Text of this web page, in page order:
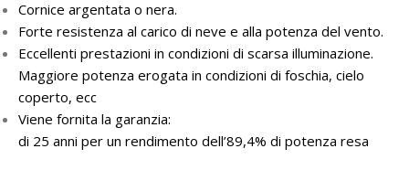
Cornice argentata o nera.
Forte resistenza al carico di neve e alla potenza del vento.
Eccellenti prestazioni in condizioni di scarsa illuminazione.
Maggiore potenza erogata in condizioni di foschia, cielo
coperto, ecc
Viene fornita la garanzia:
di 25 anni per un rendimento dell’89,4% di potenza resa